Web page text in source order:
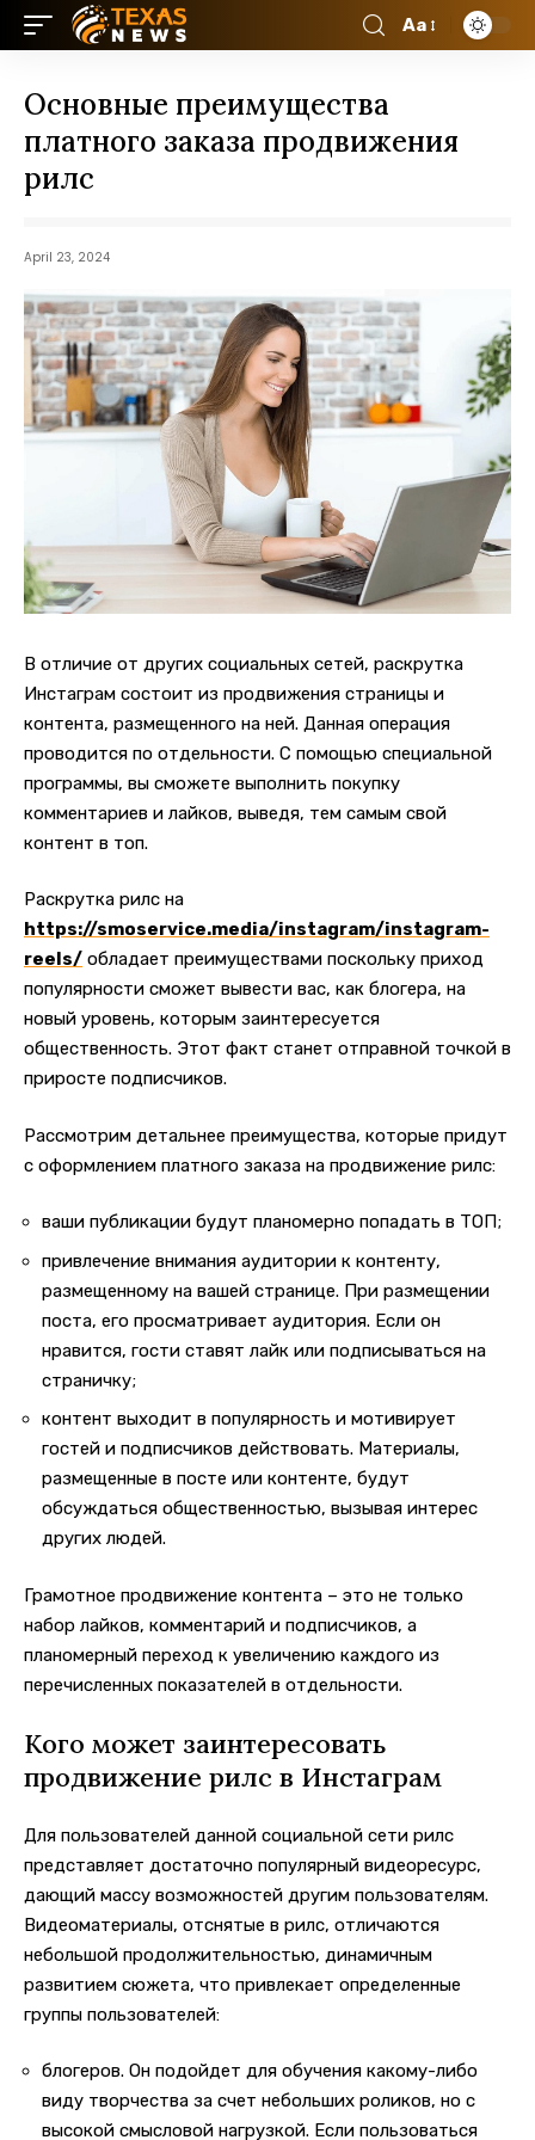
Aa
Основные преимущества
платного заказа продвижения
рилс
April 23, 2024
В отличие от других социальных сетей, раскрутка
Инстаграм состоит из продвижения страницы и
контента, размещенного на ней. Данная операция
проводится по отдельности. С помощью специальной
программы, вы сможете выполнить покупку
комментариев и лайков, выведя, тем самым свой
контент в топ.
Раскрутка рилс на
https://smoservice.media/instagram/instagram-
reels/ обладает преимуществами поскольку приход
популярности сможет вывести вас, как блогера, на
новый уровень, которым заинтересуется
общественность. Этот факт станет отправной точкой в
приросте подписчиков.
Рассмотрим детальнее преимущества, которые придут
с оформлением платного заказа на продвижение рилс:
ваши публикации будут планомерно попадать в ТОП;
привлечение внимания аудитории к контенту,
размещенному на вашей странице. При размещении
поста, его просматривает аудитория. Если он
нравится, гости ставят лайк или подписываться на
страничку;
контент выходит в популярность и мотивирует
гостей и подписчиков действовать. Материалы,
размещенные в посте или контенте, будут
обсуждаться общественностью, вызывая интерес
других людей.
Грамотное продвижение контента – это не только
набор лайков, комментарий и подписчиков, а
планомерный переход к увеличению каждого из
перечисленных показателей в отдельности.
Кого может заинтересовать
продвижение рилс в Инстаграм
Для пользователей данной социальной сети рилс
представляет достаточно популярный видеоресурс,
дающий массу возможностей другим пользователям.
Видеоматериалы, отснятые в рилс, отличаются
небольшой продолжительностью, динамичным
развитием сюжета, что привлекает определенные
группы пользователей:
блогеров. Он подойдет для обучения какому-либо
виду творчества за счет небольших роликов, но с
высокой смысловой нагрузкой. Если пользоваться